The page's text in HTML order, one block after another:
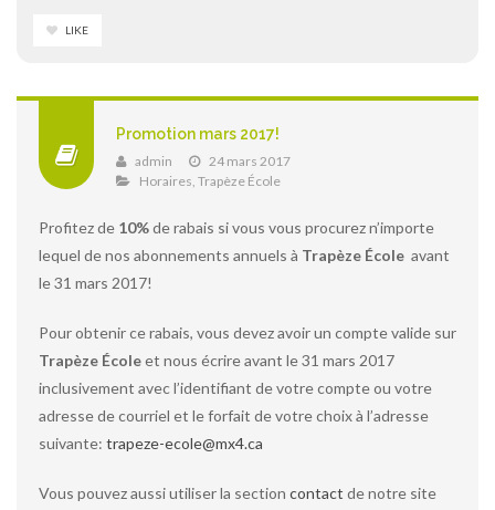
LIKE
Promotion mars 2017!
admin
24 mars 2017
Horaires, Trapèze École
Profitez de 10%de rabais si vous vous procurez n’importe
lequel de nos abonnements annuels à Trapèze École avant
le 31 mars 2017!
Pour obtenir ce rabais, vous devez avoir un compte valide sur
Trapèze Écoleet nous écrire avant le 31 mars 2017
inclusivement avec l’identifiant de votre compte ou votre
adresse de courriel et le forfait de votre choix à l’adresse
suivante: trapeze-ecole@mx4.ca
Vous pouvez aussi utiliser la section contact de notre site